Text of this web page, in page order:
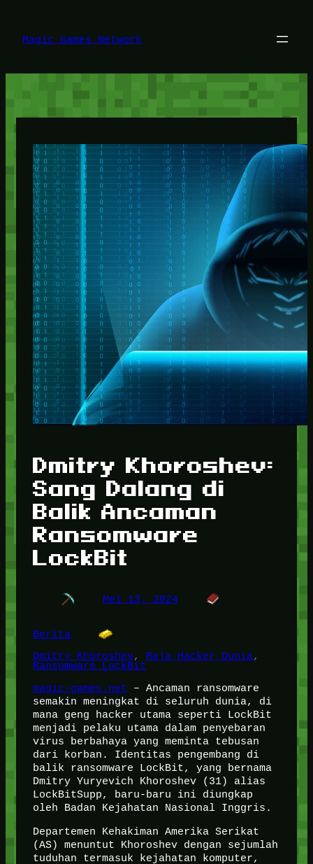
konten
Magic Games Network
Dmitry Khoroshev:
Sang Dalang di
Balik Ancaman
Ransomware
LockBit
Mei 13, 2024
Berita
Dmitry Khoroshev, Raja Hacker Dunia
Ransomware LockBit
magic-games.net – Ancaman ransomware
semakin meningkat di seluruh dunia, di
mana geng hacker utama seperti LockBit
menjadi pelaku utama dalam penyebaran
virus berbahaya yang meminta tebusan
dari korban. Identitas pengembang di
balik ransomware LockBit, yang bernama
Dmitry Yuryevich Khoroshev (31) alias
LockBitSupp, baru-baru ini diungkap
oleh Badan Kejahatan Nasional Inggris.
Departemen Kehakiman Amerika Serikat
(AS) menuntut Khoroshev dengan sejumlah
tuduhan termasuk kejahatan komputer,